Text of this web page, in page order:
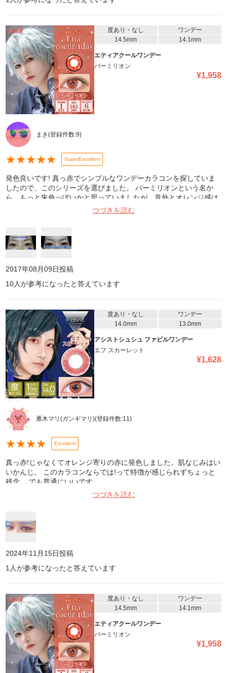
度あり・なし
ワンデー
14.5mm
14.1mm
エティアクールワンデー
バーミリオン
¥1,958
まき(登録件数:9)
★★★★★ SuperExcellent
発色良いです! 真っ赤でシンプルなワンデーカラコンを探していま
したので、このシリーズを選びました。 バーミリオンという名か
ら、もっと朱色っぽいかと思っていましたが、意外とオレンジ感は
無く鮮やかな赤でした。 大きさも大きすぎず小さすぎずでちょうど
いいです。 乾燥も付け心地も普通レベルです。 パキッとした鮮や
つづきを読む
2017年08月09日投稿
10人が参考になったと答えています
度あり・なし
ワンデー
14.0mm
13.0mm
アシストシュシュ ファビルワンデー
エフ スカーレット
¥1,628
雁木マリ(ガンギマリ)(登録件数:11)
★★★★ Excellent
真っ赤!じゃなくてオレンジ寄りの赤に発色しました。肌なじみはい
いかんじ。 このカラコンならでは!って特徴が感じられずちょっと
残念。 でも普通にいいです。
つづきを読む
2024年11月15日投稿
1 人が参考になったと答えています
度あり・なし
ワンデー
14.5mm
14.1mm
エティアクールワンデー
バーミリオン
¥1,958